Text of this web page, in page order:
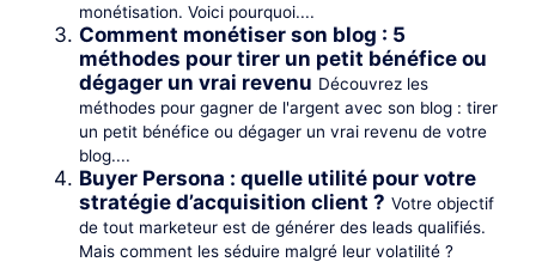
monétisation. ​Voici pourquoi....
Comment monétiser son blog : 5
méthodes pour tirer un petit bénéfice ou
dégager un vrai revenu Découvrez les
méthodes pour gagner de l'argent avec son blog : tirer
un petit bénéfice ou dégager un vrai revenu de votre
blog....
Buyer Persona : quelle utilité pour votre
stratégie d’acquisition client ? Votre objectif
de tout marketeur est de générer des leads qualifiés.
Mais comment les séduire malgré leur volatilité ?